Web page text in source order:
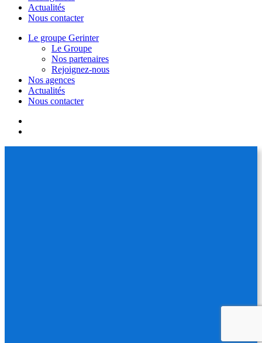
Actualités
Nous contacter
Le groupe Gerinter
Le Groupe
Nos partenaires
Rejoignez-nous
Nos agences
Actualités
Nous contacter